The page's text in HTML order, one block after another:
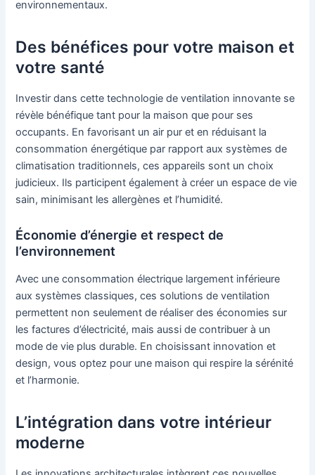
environnementaux.
Des bénéfices pour votre maison et
votre santé
Investir dans cette technologie de ventilation innovante se
révèle bénéfique tant pour la maison que pour ses
occupants. En favorisant un air pur et en réduisant la
consommation énergétique par rapport aux systèmes de
climatisation traditionnels, ces appareils sont un choix
judicieux. Ils participent également à créer un espace de vie
sain, minimisant les allergènes et l’humidité.
Économie d’énergie et respect de
l’environnement
Avec une consommation électrique largement inférieure
aux systèmes classiques, ces solutions de ventilation
permettent non seulement de réaliser des économies sur
les factures d’électricité, mais aussi de contribuer à un
mode de vie plus durable. En choisissant innovation et
design, vous optez pour une maison qui respire la sérénité
et l’harmonie.
L’intégration dans votre intérieur
moderne